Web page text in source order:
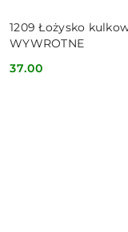
1209 Łożysko
WYWROTNE
Cena:
37.00